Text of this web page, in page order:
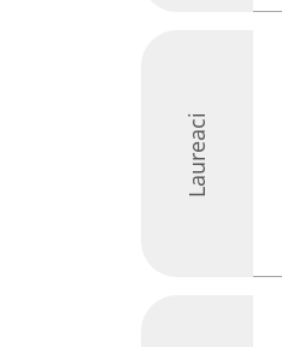
Laureaci